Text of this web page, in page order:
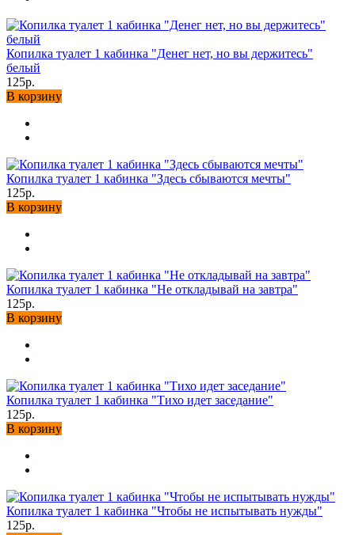
Копилка туалет 1 кабинка "Денег нет, но вы держитесь"
белый
125р.
В корзину
Копилка туалет 1 кабинка "Здесь сбываются мечты"
125р.
В корзину
Копилка туалет 1 кабинка "Не откладывай на завтра"
125р.
В корзину
Копилка туалет 1 кабинка "Тихо идет заседание"
125р.
В корзину
Копилка туалет 1 кабинка "Чтобы не испытывать нужды"
125р.